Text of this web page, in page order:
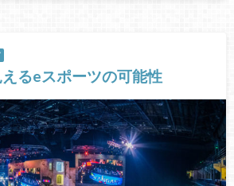
るeスポーツの可能性